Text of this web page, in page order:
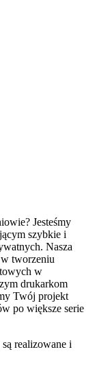
? Jesteśmy
szybkie i
Nasza
tworzeniu
w
drukarkom
Twój projekt
po większe serie
realizowane i